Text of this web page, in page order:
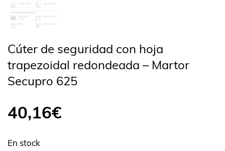
Cúter de seguridad con hoja
trapezoidal redondeada – Martor
Secupro 625
40,16€
En stock